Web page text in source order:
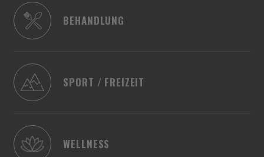
BEHANDLUNG
SPORT / FREIZEIT
WELLNESS